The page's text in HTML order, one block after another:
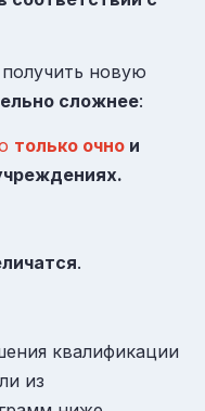
новую
сложнее:
только очно и
.
квалификации
из